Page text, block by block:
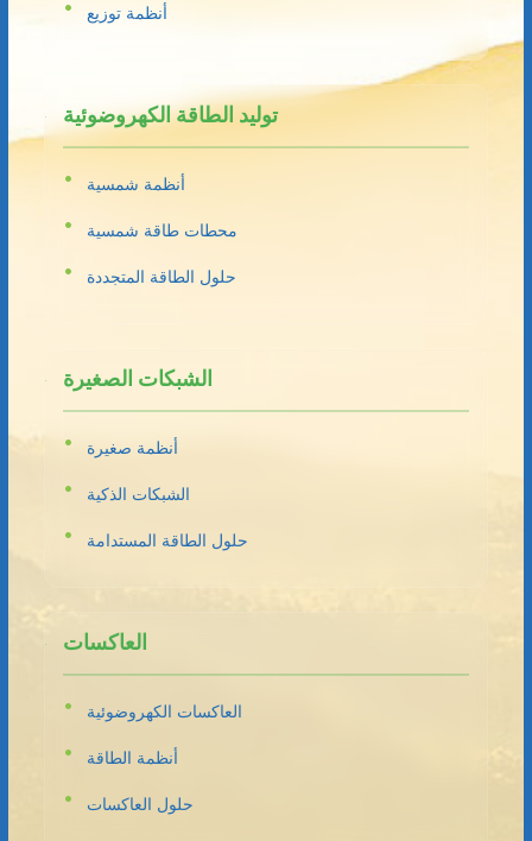
أنظمة توزيع
توليد الطاقة الكهروضوئية
أنظمة شمسية
محطات طاقة شمسية
حلول الطاقة المتجددة
الشبكات الصغيرة
أنظمة صغيرة
الشبكات الذكية
حلول الطاقة المستدامة
العاكسات
العاكسات الكهروضوئية
أنظمة الطاقة
حلول العاكسات